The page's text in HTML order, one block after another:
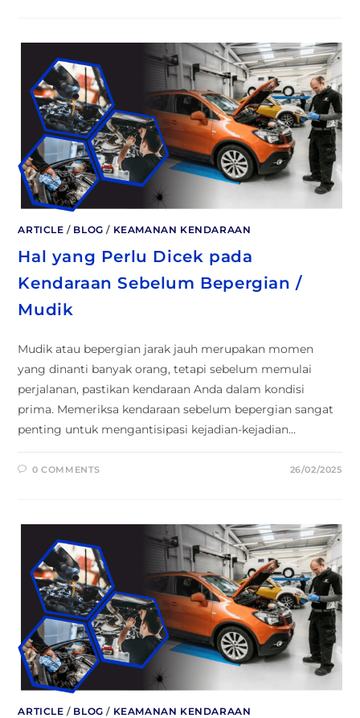
ARTICLE / BLOG / KEAMANAN KENDARAAN
Hal yang Perlu Dicek pada
Kendaraan Sebelum Bepergian /
Mudik
Mudik atau bepergian jarak jauh merupakan momen
yang dinanti banyak orang, tetapi sebelum memulai
perjalanan, pastikan kendaraan Anda dalam kondisi
prima. Memeriksa kendaraan sebelum bepergian sangat
penting untuk mengantisipasi kejadian-kejadian…
0 COMMENTS 26/02/2025
ARTICLE / BLOG / KEAMANAN KENDARAAN